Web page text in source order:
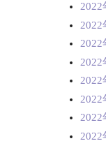
2022
2022
2022
2022
2022
2022
2022
2022